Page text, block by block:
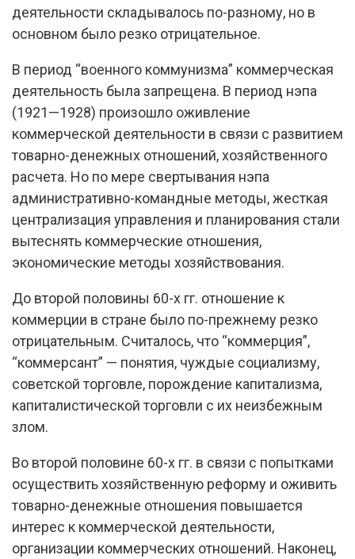
деятельности складывалось по-разному, но в
основном было резко отрицательное.
В период “военного коммунизма” коммерческая
деятельность была запрещена. В период нэпа
(1921—1928) произошло оживление
коммерческой деятельности в связи с развитием
товарно-денежных отношений, хозяйственного
расчета. Но по мере свертывания нэпа
административно-командные методы, жесткая
централизация управления и планирования стали
вытеснять коммерческие отношения,
экономические методы хозяйствования.
До второй половины 60-х гг. отношение к
коммерции в стране было по-прежнему резко
отрицательным. Считалось, что “коммерция”,
“коммерсант” — понятия, чуждые социализму,
советской торговле, порождение капитализма,
капиталистической торговли с их неизбежным
злом.
Во второй половине 60-х гг. в связи с попытками
осуществить хозяйственную реформу и оживить
товарно-денежные отношения повышается
интерес к коммерческой деятельности,
организации коммерческих отношений. Наконец,